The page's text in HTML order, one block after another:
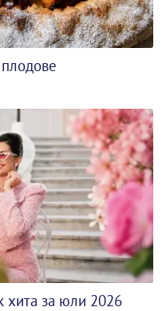
хита за юли 2026